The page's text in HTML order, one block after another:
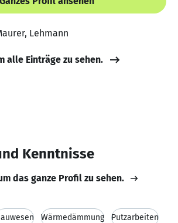
Lehmann
alle Einträge zu sehen.
Kenntnisse
das ganze Profil zu sehen.
Wärmedämmung Putzarbeiten